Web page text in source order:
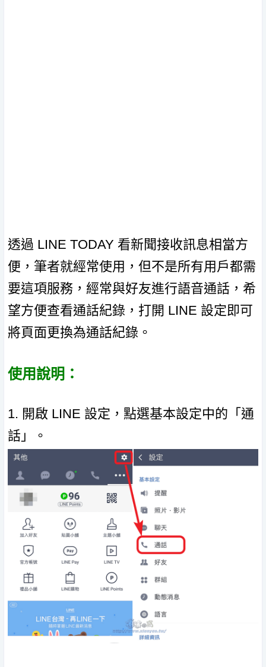
透過 LINE TODAY 看新聞接收訊息相當方
便，筆者就經常使用，但不是所有用戶都需
要這項服務，經常與好友進行語音通話，希
望方便查看通話紀錄，打開 LINE 設定即可
將頁面更換為通話紀錄。
使用說明：
1. 開啟 LINE 設定，點選基本設定中的「通
話」。